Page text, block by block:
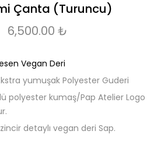
Çanta (Turuncu)
6,500.00 ₺
Vegan Deri
yumuşak Polyester Guderi
polyester kumaş/Pap Atelier Logo
zincir detaylı vegan deri Sap.